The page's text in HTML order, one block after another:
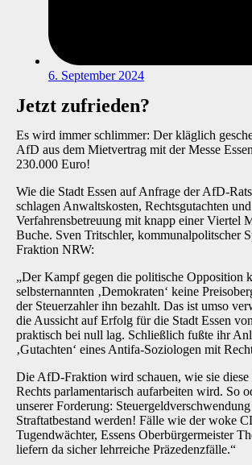
6. September 2024
Jetzt zufrieden?
Es wird immer schlimmer: Der kläglich
AfD aus dem Mietvertrag mit der Messe
230.000 Euro!
Wie die Stadt Essen auf Anfrage der AfD-
schlagen Anwaltskosten, Rechtsgutachten und
Verfahrensbetreuung mit knapp einer Viertel
Buche. Sven Tritschler, kommunalpolitscher
Fraktion NRW:
„Der Kampf gegen die politische Opposition
selbsternannten ‚Demokraten‘ keine
der Steuerzahler ihn bezahlt. Das ist umso
die Aussicht auf Erfolg für die Stadt Essen
praktisch bei null lag. Schließlich fußte ihr
‚Gutachten‘ eines Antifa-Soziologen mit
Die AfD-Fraktion wird schauen, wie sie diese
Rechts parlamentarisch aufarbeiten wird. So
unserer Forderung: Steuergeldverschwendung
Straftatbestand werden! Fälle wie der woke
Tugendwächter, Essens Oberbürgermeister
liefern da sicher lehrreiche Präzedenzfälle.“